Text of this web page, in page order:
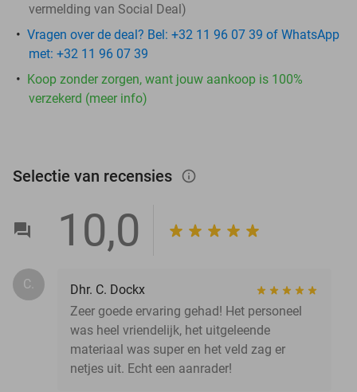
vermelding van Social Deal)
Vragen over de deal? Bel: +32 11 96 07 39 of WhatsApp
met: +32 11 96 07 39
Koop zonder zorgen, want jouw aankoop is 100%
verzekerd (meer info)
Selectie van recensies info_outlined
10,0
C.
Dhr. C. Dockx
Zeer goede ervaring gehad! Het personeel
was heel vriendelijk, het uitgeleende
materiaal was super en het veld zag er
netjes uit. Echt een aanrader!